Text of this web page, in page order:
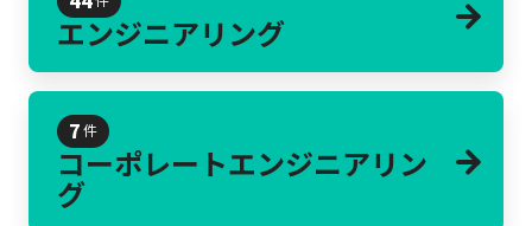
エンジニアリング
7件
コーポレートエンジニアリン
グ